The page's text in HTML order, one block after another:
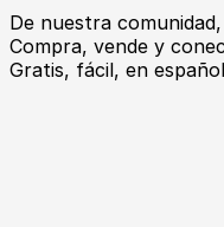
De nuestra
Compra, vende y
Gratis, fácil, en